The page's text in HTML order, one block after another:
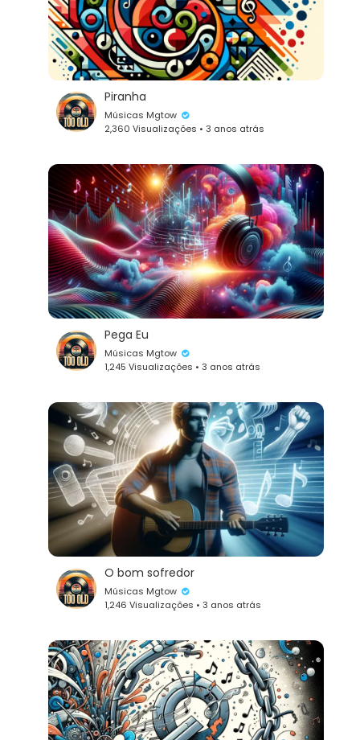
Piranha
Músicas Mgtow
2,360 Visualizações • 3 anos atrás
Pega Eu
Músicas Mgtow
1,245 Visualizações • 3 anos atrás
O bom sofredor
Músicas Mgtow
1,246 Visualizações • 3 anos atrás